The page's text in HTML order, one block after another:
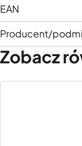
EAN
Producent/
Zobacz